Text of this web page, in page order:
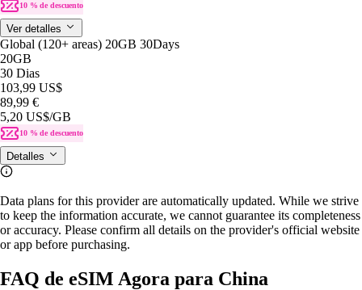
10 % de descuento
Ver detalles
Global (120+ areas) 20GB 30Days
20GB
30 Dias
103,99 US$
89,99 €
5,20 US$/GB
10 % de descuento
Detalles
Data plans for this provider are automatically updated. While we strive
to keep the information accurate, we cannot guarantee its completeness
or accuracy. Please confirm all details on the provider's official website
or app before purchasing.
FAQ de eSIM Agora para China